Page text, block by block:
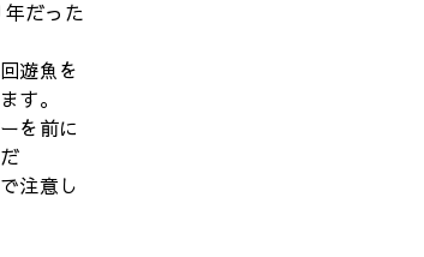
だった
遊魚を
す。
を前に
注意し